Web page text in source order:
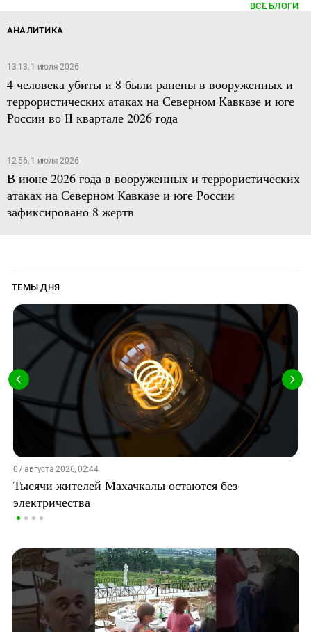
ВСЕ БЛОГИ
АНАЛИТИКА
13:13, 1 июля 2026
4 человека убиты и 8 были ранены в вооруженных и
террористических атаках на Северном Кавказе и юге
России во II квартале 2026 года
12:56, 1 июля 2026
В июне 2026 года в вооруженных и террористических
атаках на Северном Кавказе и юге России
зафиксировано 8 жертв
ТЕМЫ ДНЯ
07 августа 2026, 02:44
Тысячи жителей Махачкалы остаются без
электричества